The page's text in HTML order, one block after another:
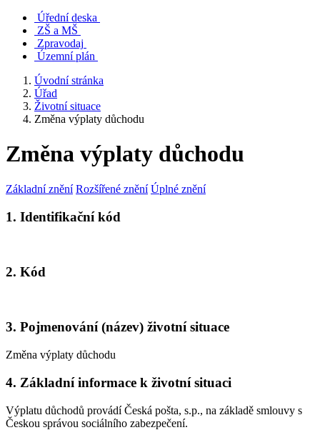
Úřední deska
ZŠ a MŠ
Zpravodaj
Územní plán
Úvodní stránka
Úřad
Životní situace
Změna výplaty důchodu
Změna výplaty důchodu
Základní znění Rozšířené znění Úplné znění
1. Identifikační kód
2. Kód
3. Pojmenování (název) životní situace
Změna výplaty důchodu
4. Základní informace k životní situaci
Výplatu důchodů provádí Česká pošta, s.p., na základě smlouvy s
Českou správou sociálního zabezpečení.